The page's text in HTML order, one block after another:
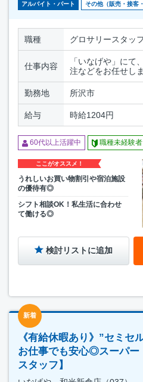
アルバイト・パート その他（販売・接客
職種 グロサリースタッ
仕事内容
「いなげや」にて
注などをお任せしま
勤務地 所沢市
給与 時給1204円
60代以上活躍中 職種未経験者
ここがオススメ！
うれしいお買い物割引や宿泊施設
の優待有◎
シフト相談OK！私生活に合わせ
て働ける◎
検討リストに追加
新着
《有給休暇あり》”セミセ
お仕事でも安心◎スーパー
スタッフ】